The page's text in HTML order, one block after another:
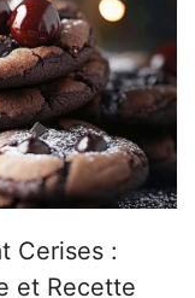
Cerises :
et Recette